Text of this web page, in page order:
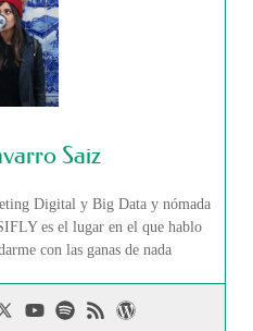
Saiz
Digital y Big Data y nómada
es el lugar en el que hablo
con las ganas de nada